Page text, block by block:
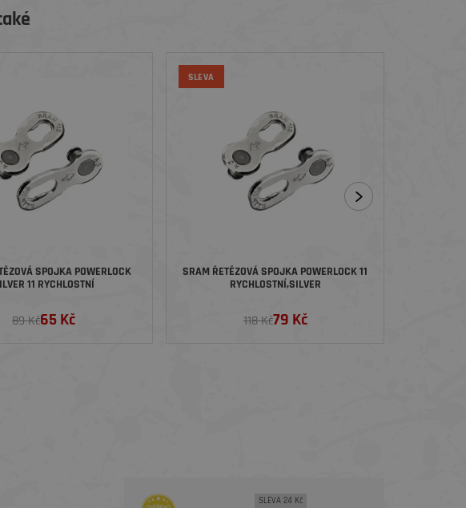
SPOJKA POWERLOCK
11 RYCHLOSTNÍ
89 Kč65 Kč
SLEVA
SRAM ŘETĚZOVÁ SPOJKA POWERLOCK 11
RYCHLOSTNÍ,SILVER
118 Kč79 Kč
SLEVA 24 Kč